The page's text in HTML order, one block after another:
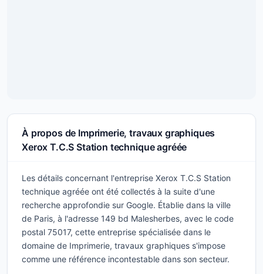
À propos de Imprimerie, travaux graphiques
Xerox T.C.S Station technique agréée
Les détails concernant l'entreprise Xerox T.C.S Station
technique agréée ont été collectés à la suite d'une
recherche approfondie sur Google. Établie dans la ville
de Paris, à l'adresse 149 bd Malesherbes, avec le code
postal 75017, cette entreprise spécialisée dans le
domaine de Imprimerie, travaux graphiques s'impose
comme une référence incontestable dans son secteur.